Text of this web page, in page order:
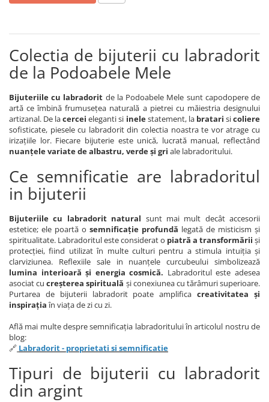
Colectia de bijuterii cu labradorit
de la Podoabele Mele
Bijuteriile cu labradorit de la Podoabele Mele sunt capodopere de
artă ce îmbină frumusețea naturală a pietrei cu măiestria designului
artizanal. De lacercei eleganti si inelestatement, la bratari sicoliere
sofisticate, piesele cu labradorit din colectia noastra te vor atrage cu
irizațiile lor. Fiecare bijuterie este unică, lucrată manual, reflectând
nuanțele variate de albastru, verde și gri ale labradoritului.
Ce semnificatie are labradoritul
in bijuterii
Bijuteriile cu labradorit natural sunt mai mult decât accesorii
estetice; ele poartă o semnificație profundă legată de misticism și
spiritualitate. Labradoritul este considerat o piatră a transformării și
protecției, fiind utilizat în multe culturi pentru a stimula intuiția și
clarviziunea. Reflexiile sale in nuanțele curcubeului simbolizează
lumina interioară și energia cosmică. Labradoritul este adesea
asociat cucreșterea spirituală și conexiunea cu tărâmuri superioare.
Purtarea de bijuterii labradorit poate amplificacreativitatea și
inspirațiaîn viața de zi cu zi.
Află mai multe despre semnificația labradoritului în articolul nostru de
blog:
🔗 Labradorit - proprietati si semnificatie
Tipuri de bijuterii cu labradorit
din argint